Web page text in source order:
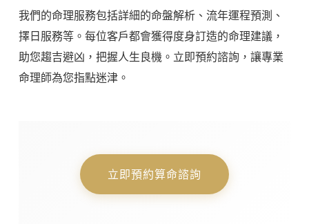
我們的命理服務包括詳細的命盤解析、流年運程預測、
擇日服務等。每位客戶都會獲得度身訂造的命理建議，
助您趨吉避凶，把握人生良機。立即預約諮詢，讓專業
命理師為您指點迷津。
立即預約算命諮詢